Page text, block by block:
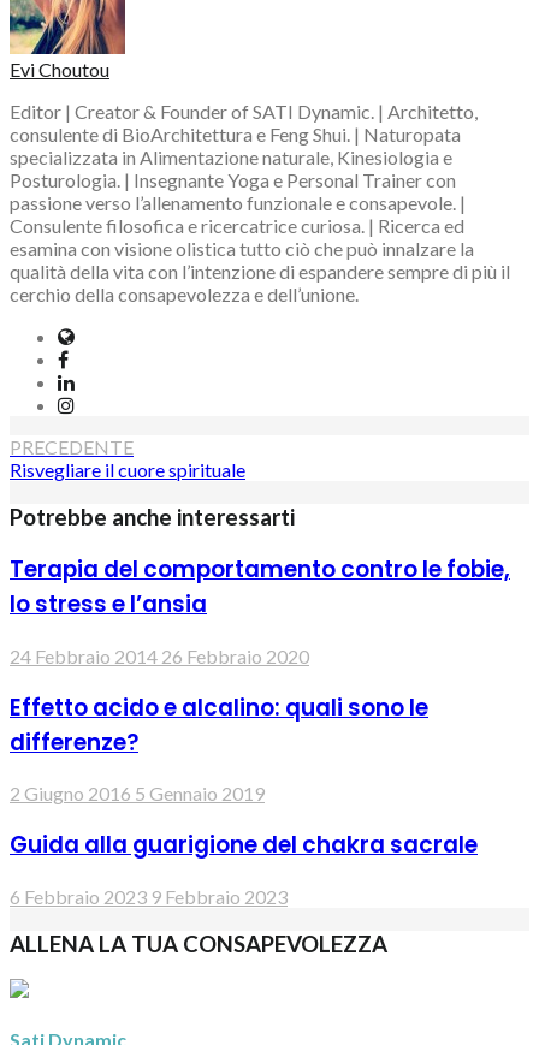
Evi Choutou
Editor | Creator & Founder of SATI Dynamic. | Architetto,
consulente di BioArchitettura e Feng Shui. | Naturopata
specializzata in Alimentazione naturale, Kinesiologia e
Posturologia. | Insegnante Yoga e Personal Trainer con
passione verso l’allenamento funzionale e consapevole. |
Consulente filosofica e ricercatrice curiosa. | Ricerca ed
esamina con visione olistica tutto ciò che può innalzare la
qualità della vita con l’intenzione di espandere sempre di più il
cerchio della consapevolezza e dell’unione.
Website
Facebook
LinkedIn
Instagram
Navigazione
articoli
PRECEDENTE
Risvegliare il cuore spirituale
Potrebbe anche interessarti
Terapia del comportamento contro le fobie,
lo stress e l’ansia
24 Febbraio 2014 26 Febbraio 2020
Effetto acido e alcalino: quali sono le
differenze?
2 Giugno 2016 5 Gennaio 2019
Guida alla guarigione del chakra sacrale
6 Febbraio 2023 9 Febbraio 2023
ALLENA LA TUA CONSAPEVOLEZZA
Sati Dynamic